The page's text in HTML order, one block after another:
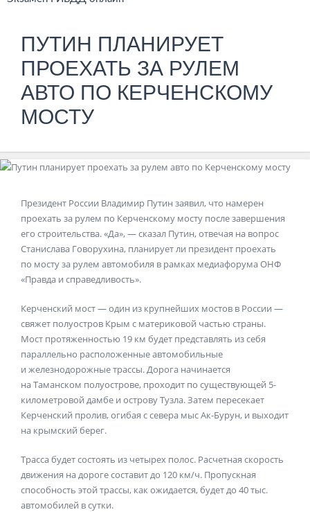
ПУТИН ПЛАНИРУЕТ
ПРОЕХАТЬ ЗА РУЛЕМ
АВТО ПО КЕРЧЕНСКОМУ
МОСТУ
Президент России Владимир Путин заявил, что намерен
проехать за рулем по Керченскому мосту после завершения
его строительства. «Да», — сказал Путин, отвечая на вопрос
Станислава Говорухина, планирует ли президент проехать
по мосту за рулем автомобиля в рамках медиафорума ОНФ
«Правда и справедливость».
Керченский мост — один из крупнейших мостов в России —
свяжет полуостров Крым с материковой частью страны.
Мост протяженностью 19 км будет представлять из себя
параллельно расположенные автомобильные
и железнодорожные трассы. Дорога начинается
на Таманском полуострове, проходит по существующей 5-
километровой дамбе и острову Тузла. Затем пересекает
Керченский пролив, огибая с севера мыс Ак-Бурун, и выходит
на крымский берег.
Трасса будет состоять из четырех полос. Расчетная скорость
движения на дороге составит до 120 км/ч. Пропускная
способность этой трассы, как ожидается, будет до 40 тыс.
автомобилей в сутки.